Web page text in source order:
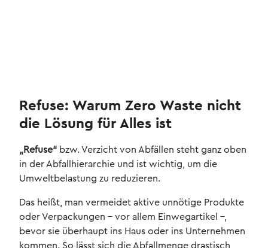
Refuse: Warum Zero Waste nicht
die Lösung für Alles ist
„Refuse“ bzw. Verzicht von Abfällen steht ganz oben
in der Abfallhierarchie und ist wichtig, um die
Umweltbelastung zu reduzieren.
Das heißt, man vermeidet aktive unnötige Produkte
oder Verpackungen – vor allem Einwegartikel –,
bevor sie überhaupt ins Haus oder ins Unternehmen
kommen. So lässt sich die Abfallmenge drastisch